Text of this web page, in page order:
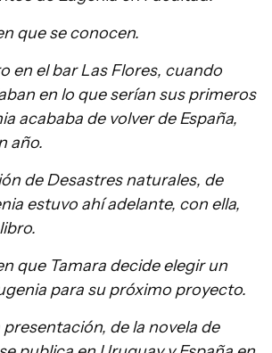
que se conocen.
en el bar Las Flores, cuando
en lo que serían sus primeros
acababa de volver de España,
año.
de Desastres naturales, de
estuvo ahí adelante, con ella,
que Tamara decide elegir un
para su próximo proyecto.
presentación, de la novela de